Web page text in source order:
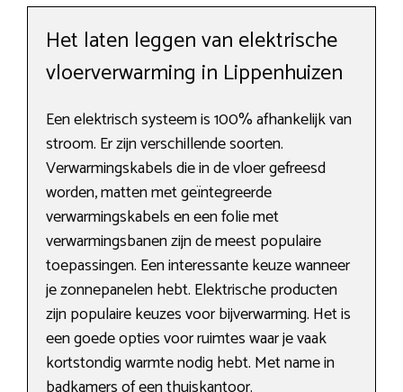
Het laten leggen van elektrische
vloerverwarming in Lippenhuizen
Een elektrisch systeem is 100% afhankelijk van
stroom. Er zijn verschillende soorten.
Verwarmingskabels die in de vloer gefreesd
worden, matten met geïntegreerde
verwarmingskabels en een folie met
verwarmingsbanen zijn de meest populaire
toepassingen. Een interessante keuze wanneer
je zonnepanelen hebt. Elektrische producten
zijn populaire keuzes voor bijverwarming. Het is
een goede opties voor ruimtes waar je vaak
kortstondig warmte nodig hebt. Met name in